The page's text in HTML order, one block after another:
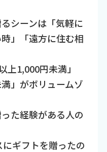
シーンは「気軽に
」「遠方に住む相
1,000円未満」
」がボリュームゾ
た経験がある人の
ギフトを贈ったの